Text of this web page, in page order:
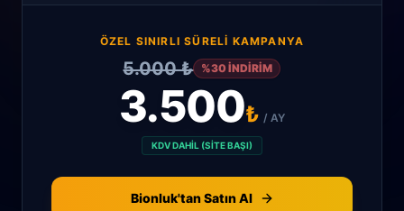
ÖZEL SINIRLI SÜRELI KAMPANYA
5.000 ₺ %30 İNDİRİM
3.500₺ / AY
KDV DAHİL (SİTE BAŞI)
Bionluk'tan Satın Al